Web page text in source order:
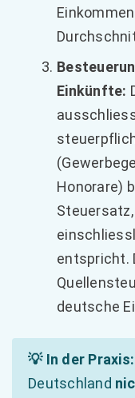
Einkünfte:
Honorare)
entspricht.
deutsche
💡 In der Praxis:
Deutschland